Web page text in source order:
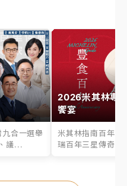
合一選舉
議...
2026米其林專
饗宴
米其林指南百年之
瑞百年三星傳奇、